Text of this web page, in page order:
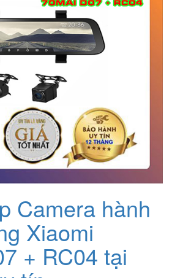
Camera hành
Xiaomi
+ RC04 tại